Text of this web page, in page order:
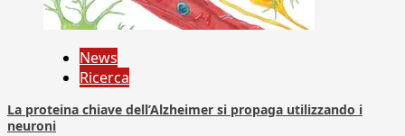
News
Ricerca
La proteina chiave dell’Alzheimer si propaga utilizzando i
neuroni